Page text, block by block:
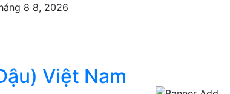
8 8, 2026
Việt Nam